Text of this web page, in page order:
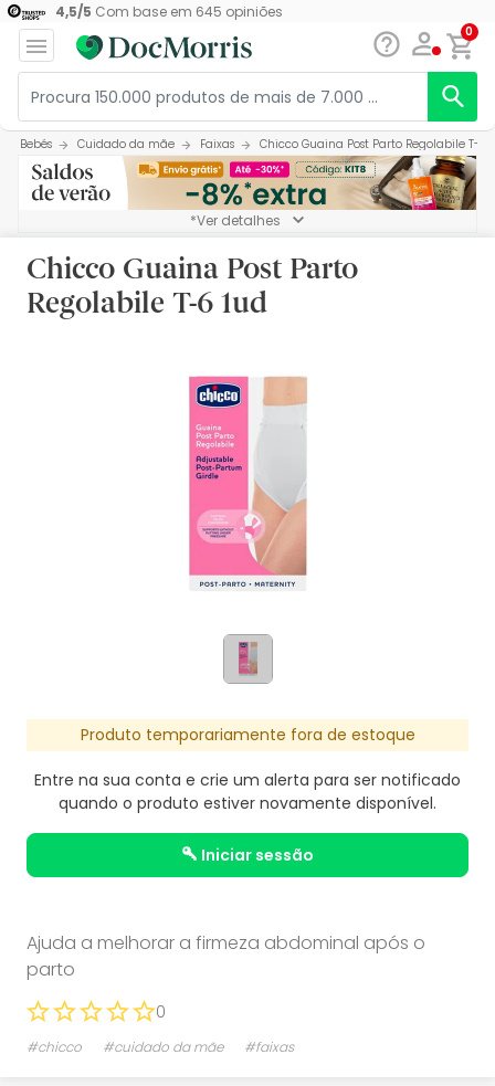
4,5/5 Com base em 645 opiniões
0
Bebés Cuidado da mãe Faixas Chicco Guaina Post Parto Regolabile T-6
*Ver detalhes
Chicco Guaina Post Parto
Regolabile T-6 1ud
Produto temporariamente fora de estoque
Entre na sua conta e crie um alerta para ser notificado
quando o produto estiver novamente disponível.
iniciar sessão
Ajuda a melhorar a firmeza abdominal após o
parto
0
#chicco #cuidado da mãe #faixas